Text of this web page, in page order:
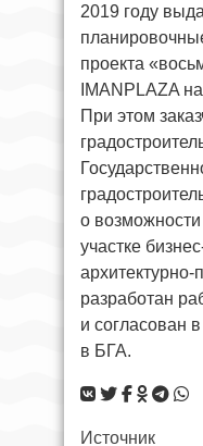
2019 году
проекта
IMANPLAZA
При этом
о
участке
разработан
и согласован
в БГА.
Источник